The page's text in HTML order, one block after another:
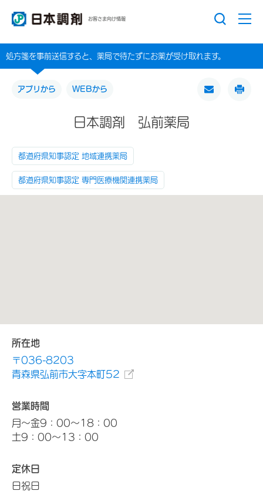
お客さま向け情報
処方箋を事前送信すると、薬局で待たずにお薬が受け取れます。
アプリから WEBから
日本調剤 弘前薬局
都道府県知事認定 地域連携薬局
都道府県知事認定 専門医療機関連携薬局
所在地
〒036-8203
青森県弘前市大字本町52
営業時間
月～金9：00～18：00
土9：00～13：00
定休日
日祝日